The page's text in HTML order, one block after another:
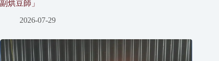
副烘豆師」
2026-07-29